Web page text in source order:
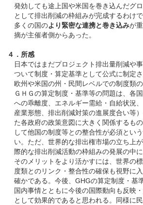
発効しても途上国や米国を巻き込んだグ
として排出削減の枠組みが完成するわけ
多くの国のより緊密な連携と巻き込みが
摘が主催者側からあった。
４．所感
日本ではまだプロジェクト排出量削減や
ついて制度・算定基準として公式に制定さ
欧州や米国の州・民間レベルでの制度類の
ＧＨＧの算定制度・基準等の問題は、各
への乖離度、エネルギー需給・自給状況
産業形態、排出削減対策の進展度合い等
た各政府の政策意図に大きく関係するも
して他国の制度等との整合性が必須とい
い。ただ、世界的な排出権市場の立ち上
際的な排出削減活動の枠組みの発展の中
そのメリットをより活かすには、世界の
度類とのリンク・整合性の確保も視野に
確かである。今後、GHGの算定制度・基
国内事情とともに今後の国際動向も反映
として効果的であると思われる。同様に